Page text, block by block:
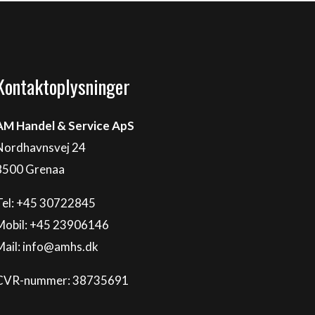
Handel & Service ApS
24
Grenaa
+45 30722845
+45 23906146
info@amhs.dk
nummer: 38735691